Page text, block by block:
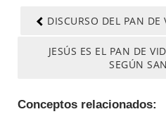
DISCURSO DEL PAN
JESÚS ES EL PAN DE
SEGÚN
Conceptos relacionados: